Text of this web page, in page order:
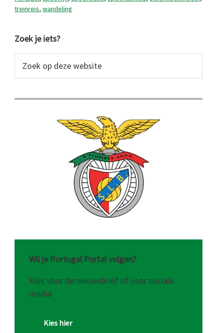
treinreis, wandeling
Primaire
Sidebar
Zoek je iets?
op
website
Wil je Portugal Portal volgen?
Kies voor de nieuwsbrief of voor sociale
media
Kies hier